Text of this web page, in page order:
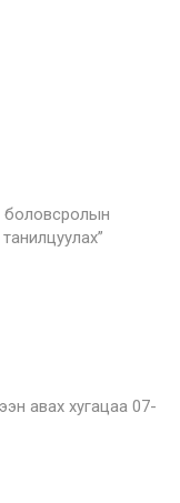
боловсролын
танилцуулах”
авах хугацаа 07-